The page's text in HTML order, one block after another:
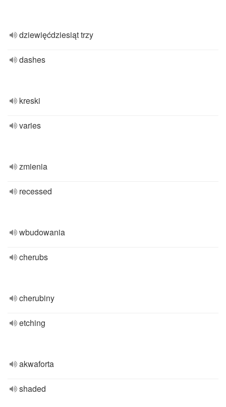
dziewięćdziesiąt trzy
dashes
kreski
varies
zmienia
recessed
wbudowania
cherubs
cherubiny
etching
akwaforta
shaded